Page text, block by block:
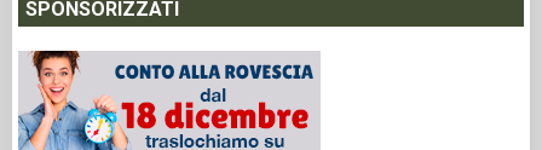
SPONSORIZZATI